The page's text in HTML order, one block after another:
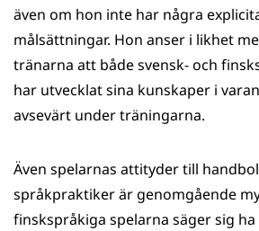
även om hon inte har några
målsättningar. Hon anser i likhet
tränarna att både svensk- och
har utvecklat sina kunskaper i
avsevärt under träningarna.
Även spelarnas attityder till
språkpraktiker är genomgående
finskspråkiga spelarna säger sig